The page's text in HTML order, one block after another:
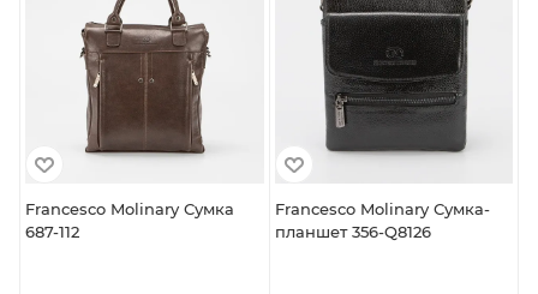
Francesco Molinary Сумка
687-112
Francesco Molinary Сумка-
планшет 356-Q8126